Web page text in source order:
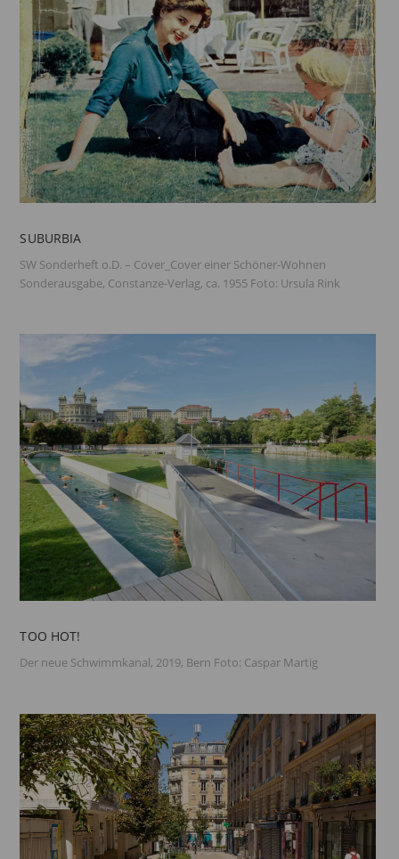
SUBURBIA
SW Sonderheft o.D. – Cover_Cover einer Schöner-Wohnen
Sonderausgabe, Constanze-Verlag, ca. 1955 Foto: Ursula Rink
TOO HOT!
Der neue Schwimmkanal, 2019, Bern Foto: Caspar Martig